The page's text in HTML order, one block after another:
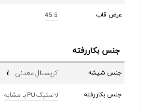
عرض قاب 45.5
جنس بکاررفته
جنس شیشه کریستال معدنی
جنس بکاررفته لاستیک PU یا مشابه